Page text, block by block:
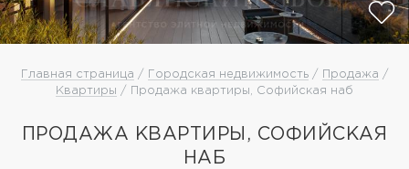
Главная страница / Городская недвижимость/ Продажа /
Квартиры / Продажа квартиры, Софийская наб
ПРОДАЖА КВАРТИРЫ, СОФИЙСКАЯ
НАБ